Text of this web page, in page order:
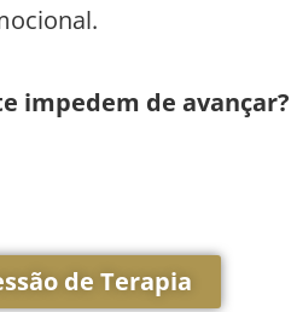
impedem de avançar?
de Terapia